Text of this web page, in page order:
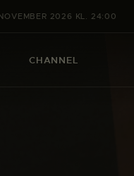
2026 KL. 24:00
CHANNEL